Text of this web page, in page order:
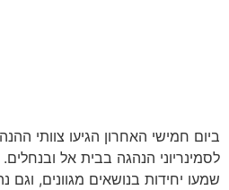
ביום חמישי האחרון הגיעו צוותי
לסמינריוני הנהגה בבית אל
שמעו יחידות בנושאים מגוונים,